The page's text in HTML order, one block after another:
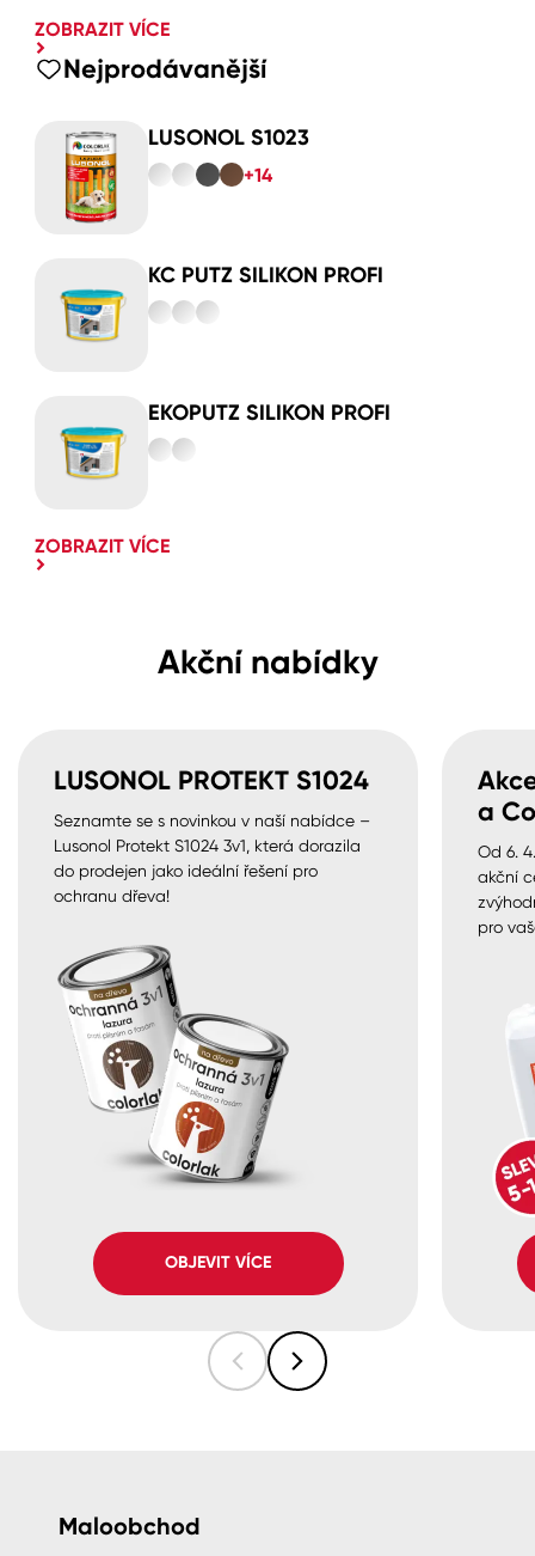
ZOBRAZIT VÍCE
Nejprodávanější
LUSONOL S1023
+14
KC PUTZ SILIKON PROFI
EKOPUTZ SILIKON PROFI
ZOBRAZIT VÍCE
Akční nabídky
LUSONOL PROTEKT S1024
Seznamte se s novinkou v naší nabídce –
Lusonol Protekt S1024 3v1, která dorazila
do prodejen jako ideální řešení pro
ochranu dřeva!
OBJEVIT VÍCE
a
Od 6.
akční
pro
Maloobchod